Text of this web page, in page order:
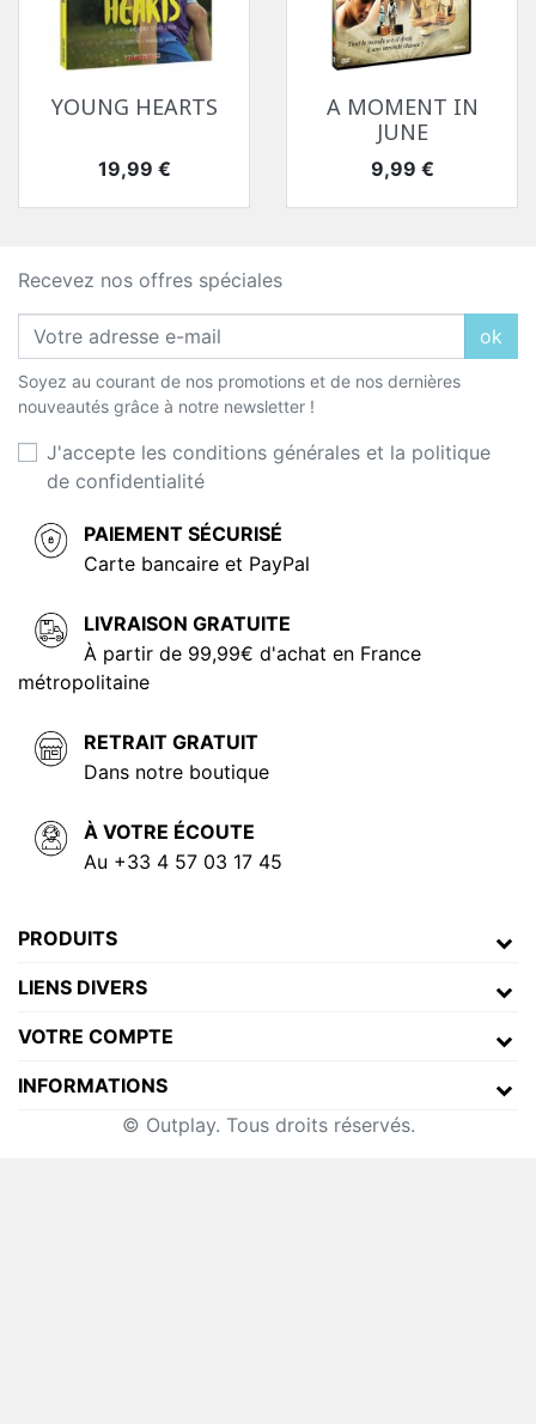
YOUNG HEARTS
Prix
19,99 €
A MOMENT IN
JUNE
Prix
9,99 €
Recevez nos offres spéciales
ok
Soyez au courant de nos promotions et de nos dernières
nouveautés grâce à notre newsletter !
J'accepte les conditions générales et la politique
de confidentialité
PAIEMENT SÉCURISÉ
Carte bancaire et PayPal
LIVRAISON GRATUITE
À partir de 99,99€ d'achat en France
métropolitaine
RETRAIT GRATUIT
Dans notre boutique
À VOTRE ÉCOUTE
Au +33 4 57 03 17 45
PRODUITS
LIENS DIVERS
VOTRE COMPTE
INFORMATIONS
© Outplay. Tous droits réservés.